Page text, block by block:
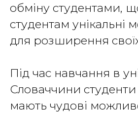
обміну студентами,
студентам унікальні
для розширення
Під час навчання в
Словаччини
мають чудові